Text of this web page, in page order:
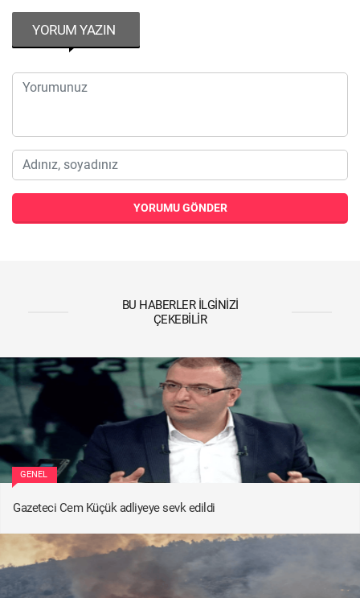
YORUM YAZIN
YORUMU GÖNDER
BU HABERLER İLGINIZI
ÇEKEBILIR
GENEL
Gazeteci Cem Küçük adliyeye sevk edildi